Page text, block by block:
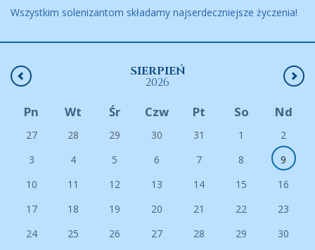
Wszystkim solenizantom składamy najserdeczniejsze życzenia!
SIERPIEŃ
2026
Pn Wt Śr Czw Pt So Nd
27 28 29 30 31 1
2
3
4 5 6 7 8
9
10
11 12 13 14 15
16
17
18 19 20 21 22
23
24
25 26 27 28 29
30